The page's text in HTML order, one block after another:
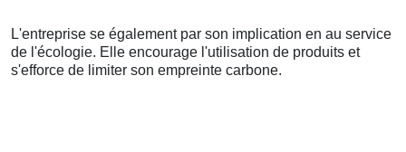
L'entreprise se également par son implication en au service
de l'écologie. Elle encourage l'utilisation de produits et
s'efforce de limiter son empreinte carbone.